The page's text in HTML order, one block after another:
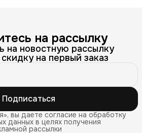
на рассылку
на новостную рассылку
на первый заказ
Подписаться
вы даете согласие на обработку
данных в целях получения
рассылки